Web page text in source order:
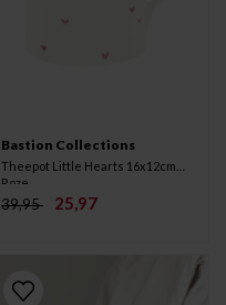
Bastion Collections
Theepot Little Hearts 16x12cm
Roze
39,95 25,97